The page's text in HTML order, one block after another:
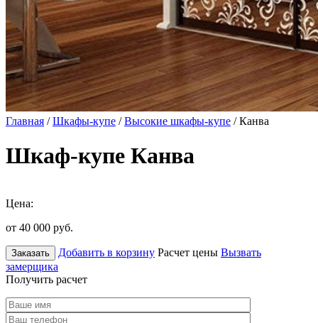
Главная /Шкафы-купе /Высокие шкафы-купе / Канва
Шкаф-купе Канва
Цена:
от 40 000 руб.
Заказать Добавить в корзину Расчет цены Вызвать
замерщика
Получить расчет